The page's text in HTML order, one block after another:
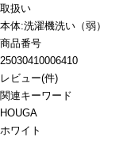
取扱い
本体:洗濯機洗い（弱）
商品番号
25030410006410
レビュー(件)
関連キーワード
HOUGA
ホワイト